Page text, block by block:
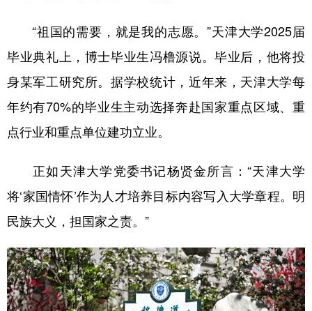
“祖国的需要，就是我的志愿。”天津大学2025届
毕业典礼上，博士毕业生冯橹源说。毕业后，他将投
身某军工研究所。据学校统计，近年来，天津大学每
年约有70%的毕业生主动选择奔赴国家重点区域、重
点行业和重点单位建功立业。
正如天津大学党委书记杨贤金所言：“天津大学
将‘家国情怀’作为人才培养目标内容写入大学章程。明
民族大义，担国家之责。”